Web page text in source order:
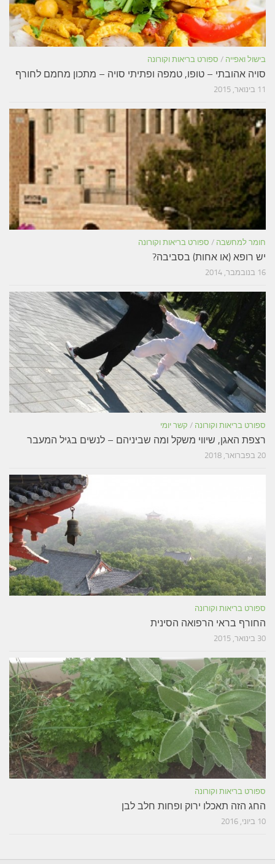
בישול ואפייה / ספורט בריאות וקורונה
סויה אהובתי – טופו, טמפה ופתיתי סויה – מתכון מחמם לחורף
11 בינואר, 2015
חומר למחשבה / ספורט בריאות וקורונה
יש רופא (או אחות) בסביבה?
16 בנובמבר, 2014
ספורט בריאות וקורונה / קשר יומי
רצפת האגן, שיווי משקל ומה שביניהם – לנשים בגיל המעבר
20 בפברואר, 2018
ספורט בריאות וקורונה
החורף בראי הרפואה הסינית
30 בינואר, 2015
ספורט בריאות וקורונה
החג הזה תאכלו ירוק ופחות חלב לבן
10 ביוני, 2016